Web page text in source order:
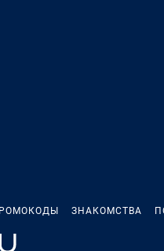
ЗНАКОМСТВА